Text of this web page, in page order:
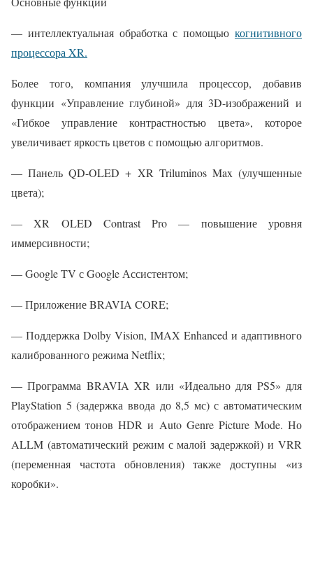
— интеллектуальная обработка с помощью когнитивного
процессора XR.
Более того, компания улучшила процессор, добавив
функции «Управление глубиной» для 3D-изображений и
«Гибкое управление контрастностью цвета», которое
увеличивает яркость цветов с помощью алгоритмов.
— Панель QD-OLED + XR Triluminos Max (улучшенные
цвета);
— XR OLED Contrast Pro — повышение уровня
иммерсивности;
— Google TV с Google Ассистентом;
— Приложение BRAVIA CORE;
— Поддержка Dolby Vision, IMAX Enhanced и адаптивного
калиброванного режима Netflix;
— Программа BRAVIA XR или «Идеально для PS5» для
PlayStation 5 (задержка ввода до 8,5 мс) с автоматическим
отображением тонов HDR и Auto Genre Picture Mode. Но
ALLM (автоматический режим с малой задержкой) и VRR
(переменная частота обновления) также доступны «из
коробки».